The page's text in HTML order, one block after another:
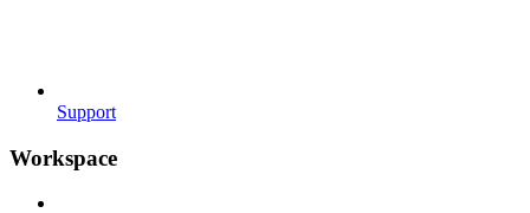
Support
Workspace